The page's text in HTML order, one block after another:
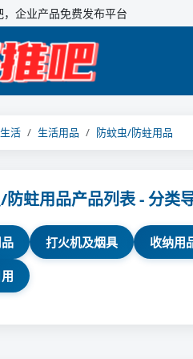
企业产品免费发布平台
活 生活用品 防蚊虫/防蛀用品
防蛀用品产品列表 - 分类
打火机及烟具 收纳用